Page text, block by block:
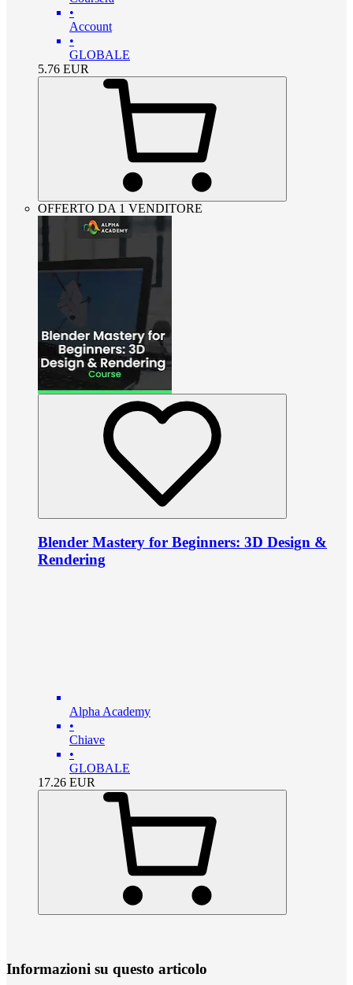
•
Account
•
GLOBALE
5.76 EUR
OFFERTO DA 1 VENDITORE
Blender Mastery for Beginners: 3D Design &
Rendering
Alpha Academy
•
Chiave
•
GLOBALE
17.26 EUR
Informazioni su questo articolo